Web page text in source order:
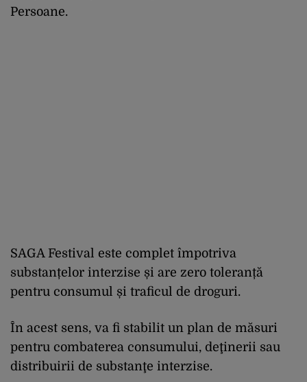
Persoane.
SAGA Festival este complet împotriva
substanțelor interzise și are zero toleranță
pentru consumul și traficul de droguri.
În acest sens, va fi stabilit un plan de măsuri
pentru combaterea consumului, deţinerii sau
distribuirii de substanţe interzise.